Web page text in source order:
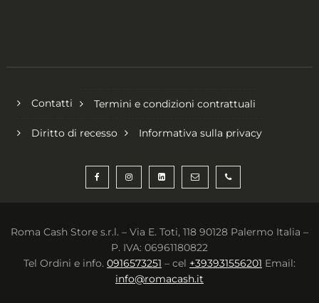
Contatti Termini e condizioni contrattuali
Diritto di recesso Informativa sulla privacy
Roma Cash Store s.r.l. – Via E. Toti, 118 90128 Palermo Italia –
P. IVA: 06961180822
Tel Ordini e info. 0916573251 – cel +393931556201 Email:
info@romacash.it